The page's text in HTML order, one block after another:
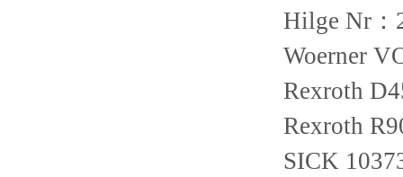
Hilge Nr：
Woerner
Rexroth
Rexroth
SICK